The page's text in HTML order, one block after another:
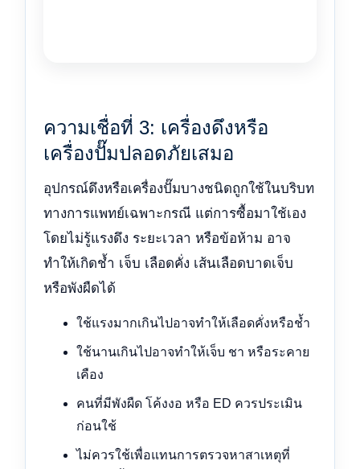
ความเชื่อที่ 3: เครื่องดึงหรือ
เครื่องปั๊มปลอดภัยเสมอ
อุปกรณ์ดึงหรือเครื่องปั๊มบางชนิดถูกใช้ในบริบท
ทางการแพทย์เฉพาะกรณี แต่การซื้อมาใช้เอง
โดยไม่รู้แรงดึง ระยะเวลา หรือข้อห้าม อาจ
ทำให้เกิดช้ำ เจ็บ เลือดคั่ง เส้นเลือดบาดเจ็บ
หรือพังผืดได้
ใช้แรงมากเกินไปอาจทำให้เลือดคั่งหรือช้ำ
ใช้นานเกินไปอาจทำให้เจ็บ ชา หรือระคาย
เคือง
คนที่มีพังผืด โค้งงอ หรือ ED ควรประเมิน
ก่อนใช้
ไม่ควรใช้เพื่อแทนการตรวจหาสาเหตุที่